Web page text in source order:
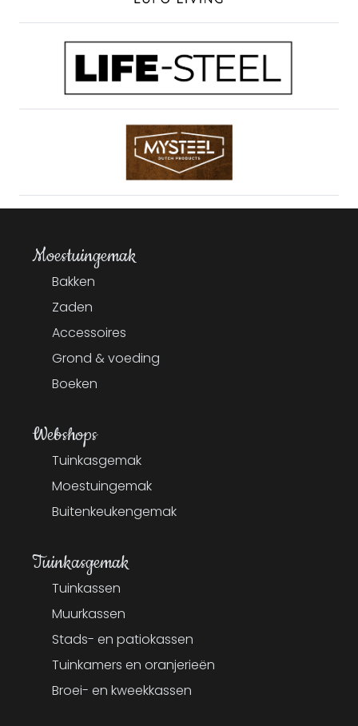
Moestuingemak
Bakken
Zaden
Accessoires
Grond & voeding
Boeken
Webshops
Tuinkasgemak
Moestuingemak
Buitenkeukengemak
Tuinkasgemak
Tuinkassen
Muurkassen
Stads- en patiokassen
Tuinkamers en oranjerieën
Broei- en kweekkassen